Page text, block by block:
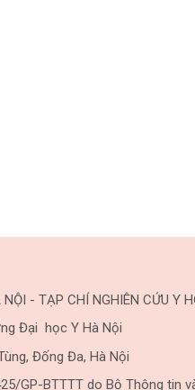
- TẠP CHÍ NGHIÊN CỨU Y
Đại học Y Hà Nội
Đống Đa, Hà Nội
GP-BTTTT do Bộ Thông tin